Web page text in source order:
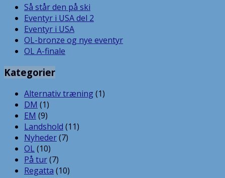
Så står den på ski
Eventyr i USA del 2
Eventyr i USA
OL-bronze og nye eventyr
OL A-finale
Kategorier
Alternativ træning(1)
DM (1)
EM (9)
Landshold (11)
Nyheder(7)
OL(10)
På tur(7)
Regatta (10)